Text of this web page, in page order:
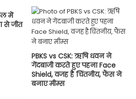
में
से जीत
PBKS vs CSK: ऋषि धवन ने
गेंदबाजी करते हुए पहना Face
Shield, वजह है चिंतनीय, फैंस ने
बनाए मीम्स